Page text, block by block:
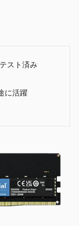
スト済み
に活躍